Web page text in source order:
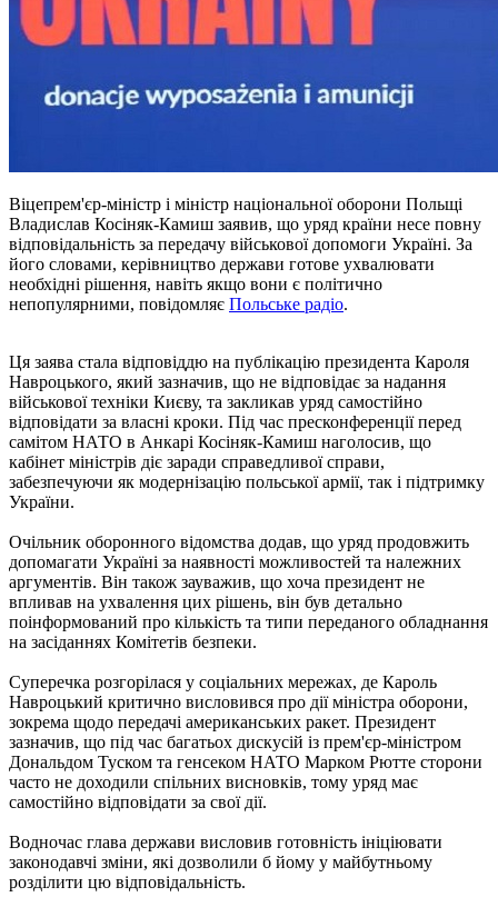
Віцепрем'єр-міністр і міністр національної оборони Польщі
Владислав Косіняк-Камиш заявив, що уряд країни несе повну
відповідальність за передачу військової допомоги Україні. За
його словами, керівництво держави готове ухвалювати
необхідні рішення, навіть якщо вони є політично
непопулярними, повідомляє Польське радіо.
Ця заява стала відповіддю на публікацію президента Кароля
Навроцького, який зазначив, що не відповідає за надання
військової техніки Києву, та закликав уряд самостійно
відповідати за власні кроки. Під час пресконференції перед
самітом НАТО в Анкарі Косіняк-Камиш наголосив, що
кабінет міністрів діє заради справедливої справи,
забезпечуючи як модернізацію польської армії, так і підтримку
України.
Очільник оборонного відомства додав, що уряд продовжить
допомагати Україні за наявності можливостей та належних
аргументів. Він також зауважив, що хоча президент не
впливав на ухвалення цих рішень, він був детально
поінформований про кількість та типи переданого обладнання
на засіданнях Комітетів безпеки.
Суперечка розгорілася у соціальних мережах, де Кароль
Навроцький критично висловився про дії міністра оборони,
зокрема щодо передачі американських ракет. Президент
зазначив, що під час багатьох дискусій із прем'єр-міністром
Дональдом Туском та генсеком НАТО Марком Рютте сторони
часто не доходили спільних висновків, тому уряд має
самостійно відповідати за свої дії.
Водночас глава держави висловив готовність ініціювати
законодавчі зміни, які дозволили б йому у майбутньому
розділити цю відповідальність.